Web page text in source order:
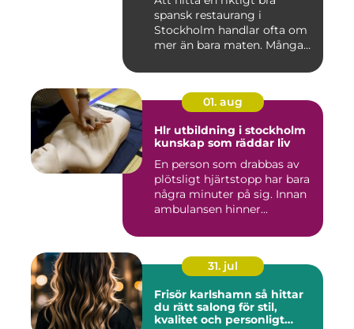
spansk restaurang i
Stockholm handlar ofta om
mer än bara maten. Många
01. aug
Hlr utbildning i stockholm
kunskap som räddar liv
En person som drabbas av
plötsligt hjärtstopp har bara
några minuter på sig. Innan
ambulansen hinner...
31. jul
Frisör karlshamn så hittar
du rätt salong för stil,
kvalitet och personligt